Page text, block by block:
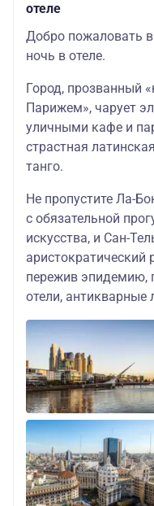
отеле
Добро пожаловать в
ночь в отеле.
Город, прозванный
Парижем», чарует
уличными кафе и
страстная
танго.
Не пропустите Ла-
с обязательной
искусства, и Сан-
аристократический
пережив эпидемию,
отели, антикварные